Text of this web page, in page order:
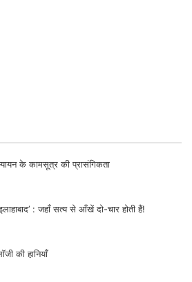
के कामसूत्र की प्रासंगिकता
: जहाँ सत्य से आँखें दो-चार होती हैं!
की हानियाँ